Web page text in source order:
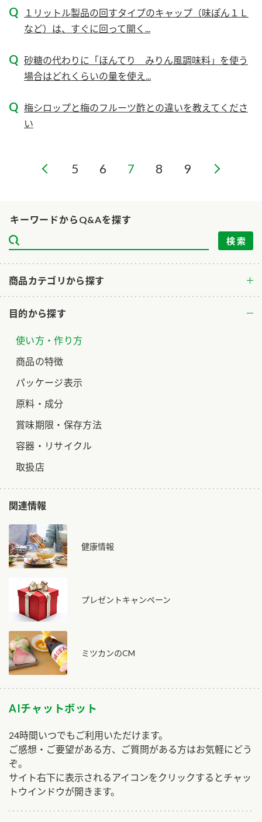
かおりの蔵
鍋なび
PIN印
三ツ判山吹
すしラボ
鍋奉行マニュアル
ミツカンのCM
ロングセラー商品 ＋ おすすめレシピ
人気商品 ＋ おすすめレシピ
ミツカンの歴史
環境への取り組み
ZENB initiative
MIM（ミツカンミュージアム）
キッザニア東京「ぽん酢工房」
ニュースリリース
お客様の声をいかしました
よくあるご質問
ミツカン公式通販
業務用サイト ミツカングループについて
キーワードからQ&Aを探す
商品カテゴリから探す
目的から探す
使い方・作り方
商品の特徴
パッケージ表示
原料・成分
賞味期限・保存方法
容器・リサイクル
取扱店
関連情報
健康情報
プレゼントキャンペーン
ミツカンのCM
AIチャットボット
24時間いつでもご利用いただけます。
ご感想・ご要望がある方、ご質問がある方はお気軽にどう
ぞ。
サイト右下に表示されるアイコンをクリックするとチャッ
トウインドウが開きます。
１リットル製品の回すタイプのキャップ（味ぽん１Ｌ
など）は、すぐに回って開く...
砂糖の代わりに「ほんてり みりん風調味料」を使う
場合はどれくらいの量を使え...
梅シロップと梅のフルーツ酢との違いを教えてくださ
い
5 6 7 8 9